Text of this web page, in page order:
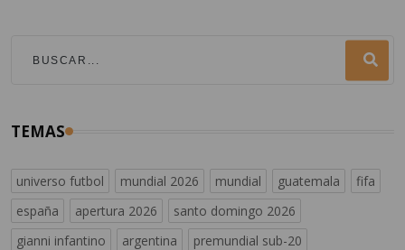
TEMAS
universo futbol mundial 2026 mundial guatemala
fifa
españa
apertura 2026
santo domingo 2026
gianni infantino
argentina premundial sub-20